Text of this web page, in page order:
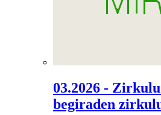
03.2026 -
begiraden